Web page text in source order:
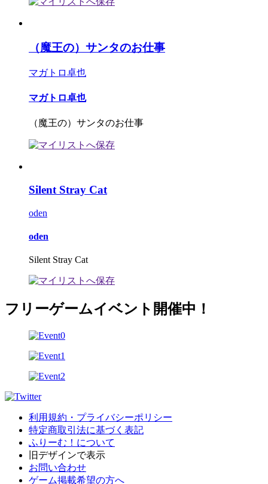
（魔王の）サンタのお仕事
マガトロ卓也
マガトロ卓也
（魔王の）サンタのお仕事
Silent Stray Cat
oden
oden
Silent Stray Cat
フリーゲームイベント開催中！
利用規約・プライバシーポリシー
特定商取引法に基づく表記
ふりーむ！について
旧デザインで表示
お問い合わせ
ゲーム掲載希望の方へ